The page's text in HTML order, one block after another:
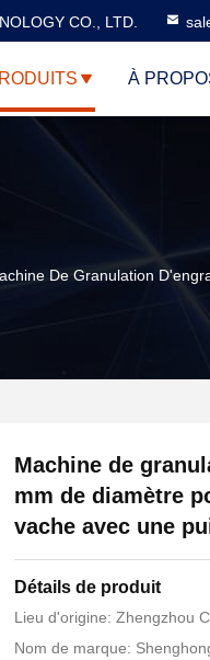
CO., LTD.
À
De Granulation
Machine de
mm de diamètre
vache avec une
Détails de produit
Lieu d'origine: Zhengzhou
Nom de marque: